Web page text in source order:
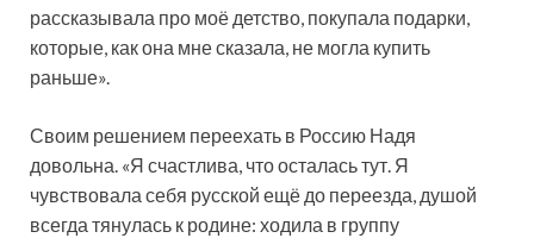
рассказывала про моё детство, покупала подарки,
которые, как она мне сказала, не могла купить
раньше».
Своим решением переехать в Россию Надя
довольна. «Я счастлива, что осталась тут. Я
чувствовала себя русской ещё до переезда, душой
всегда тянулась к родине: ходила в группу